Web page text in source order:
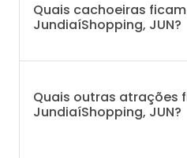
Quais cachoeiras
JundiaíShopping, JUN?
Quais outras atrações
JundiaíShopping, JUN?